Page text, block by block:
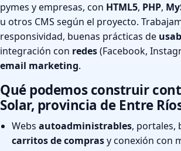
pymes y empresas, con HTML5, PHP,
u otros CMS según el proyecto.
responsividad, buenas prácticas de
integración con redes(Facebook,
email marketing.
Qué podemos construir
Solar, provincia de Entre
Webs autoadministrables, portales,
carritos de comprasy conexión con